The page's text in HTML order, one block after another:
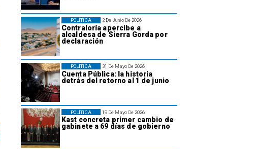
2 De Junio De 2026
Contraloría apercibe a
alcaldesa de Sierra Gorda por
declaración
POLÍTICA
31 De Mayo De 2026
Cuenta Pública: la historia
detrás del retorno al 1 de junio
POLÍTICA
19 De Mayo De 2026
Kast concreta primer cambio de
gabinete a 69 días de gobierno
POLÍTICA